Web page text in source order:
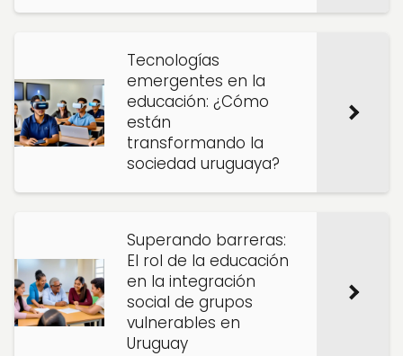
Tecnologías
emergentes en la
educación: ¿Cómo
están
transformando la
sociedad uruguaya?
Superando barreras:
El rol de la educación
en la integración
social de grupos
vulnerables en
Uruguay